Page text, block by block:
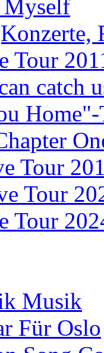
Tour
catch
Tour
Tour
Tour
Musik
Für Oslo